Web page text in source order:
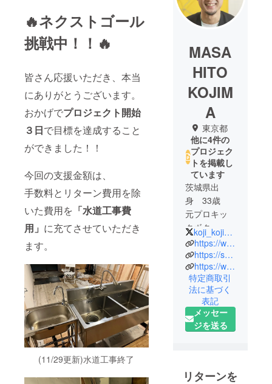
🔥ネクストゴール
挑戦中！！🔥
皆さん応援いただき、本当
にありがとうございます。
おかげでプロジェクト開始
３日で目標を達成すること
ができました！！
今回の支援金額は、
手数料とリターン費用を除
いた費用を 「水道工事費
用」 に充てさせていただき
ます。
(11/29更新)水道工事終了
MASA
HITO
KOJIM
A
東京都
他に4件の
プロジェク
トを掲載し
ています
茨城県出
身 33歳
元プロキッ
クボク
サー。
引退後、墨
田区で豚革
製品のブラ
ンド「Sai」
を立ち上
げ、豚革の
魅力を広め
軽くて通気
koji_koji1992
https://www.instagram.com/sai_pig
https://sai2021.official.ec/
https://www.pigup2021.com/
特定商取引
法に基づく
表記
メッセー
ジを送る
リターンを